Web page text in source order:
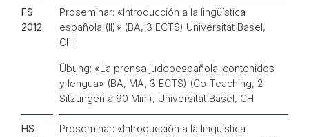
FS
2012
Proseminar: «Introducción a la lingüística
española (II)» (BA, 3 ECTS) Universität Basel,
CH
Übung: «La prensa judeoespañola: contenidos
y lengua» (BA, MA, 3 ECTS) (Co-Teaching, 2
Sitzungen à 90 Min.), Universität Basel, CH
HS
Proseminar: «Introducción a la lingüística